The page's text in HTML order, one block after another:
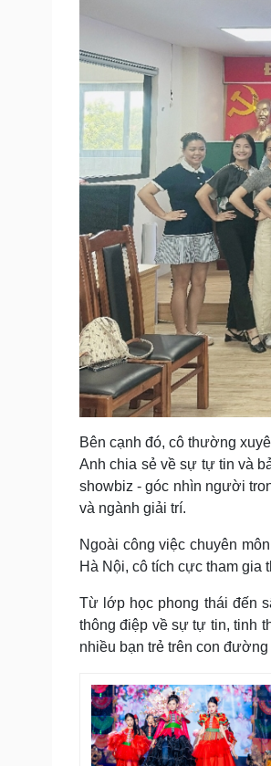
Bên cạnh đó, cô thường
Anh chia sẻ về sự tự tin và
showbiz - góc nhìn người
và ngành giải trí.
Ngoài công việc chuyên
Hà Nội, cô tích cực tham gia
Từ lớp học phong thái đến
thông điệp về sự tự tin, tinh
nhiều bạn trẻ trên con